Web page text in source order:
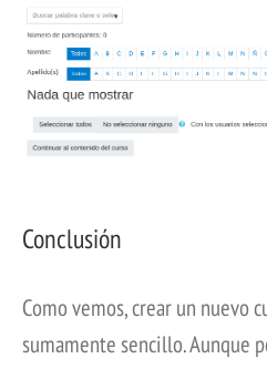
Conclusión
Como vemos, crear un nuevo
sumamente sencillo. Aunque